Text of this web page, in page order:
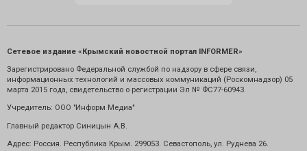
Сетевое издание «Крымский новостной портал INFORMER»
Зарегистрировано Федеральной службой по надзору в сфере связи,
информационных технологий и массовых коммуникаций (Роскомнадзор) 05
марта 2015 года, свидетельство о регистрации Эл № ФС77-60943.
Учредитель: ООО "Информ Медиа"
Главный редактор Синицын А.В.
Адрес: Россия. Республика Крым. 299053. Севастополь, ул. Руднева 26.